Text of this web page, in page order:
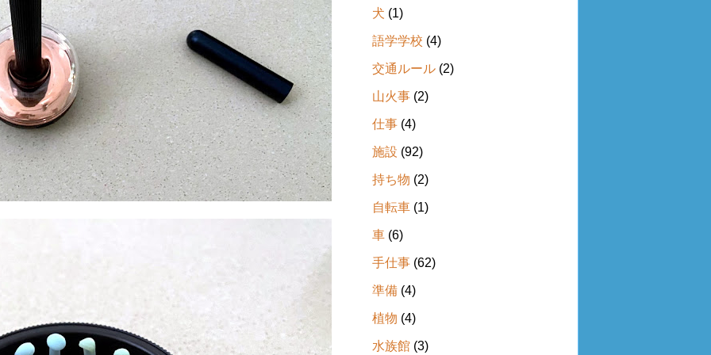
犬 (1)
語学学校 (4)
交通ルール (2)
山火事 (2)
仕事 (4)
施設 (92)
持ち物 (2)
自転車 (1)
車 (6)
手仕事 (62)
準備 (4)
植物 (4)
水族館 (3)